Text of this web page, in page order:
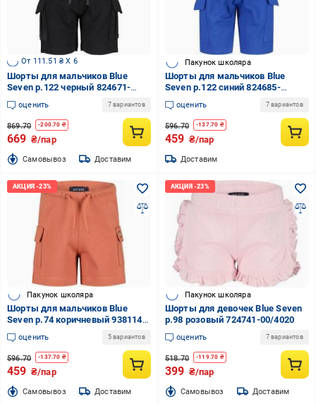
От 111.51 ₴ X 6
Шорты для мальчиков Blue
Seven р.122 черный 824671-
00/9990
оценить 7 вариантов
869.70 -200.70 ₴
669 ₴/пар
Cамовывоз Доставим
Пакунок школяра
Шорты для мальчиков Blue
Seven р.122 синий 824685-
00/5300
оценить 7 вариантов
596.70 -137.70 ₴
459 ₴/пар
Доставим
Пакунок школяра
Шорты для мальчиков Blue
Seven р.74 коричневый 938114-
00/2931
оценить 5 вариантов
596.70 -137.70 ₴
459 ₴/пар
Cамовывоз Доставим
Пакунок школяра
Шорты для девочек Blue Seven
р.98 розовый 724741-00/4020
оценить 7 вариантов
518.70 -119.70 ₴
399 ₴/пар
Cамовывоз Доставим